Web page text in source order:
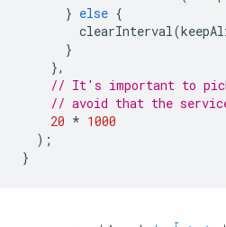
} else {
clearInterval(
}
},
// It's important to
// avoid that the
20 * 1000
);
}